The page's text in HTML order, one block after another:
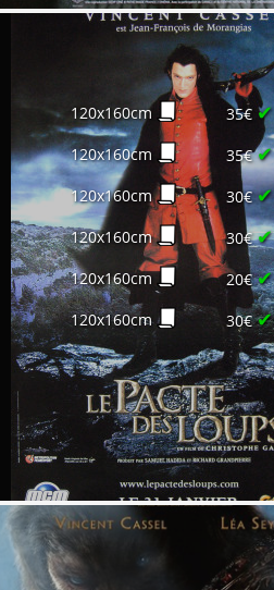
120x160cm 35€ ✔
120x160cm 35€✔
120x160cm 30€✔
120x160cm 30€✔
120x160cm 20€✔
120x160cm 30€✔